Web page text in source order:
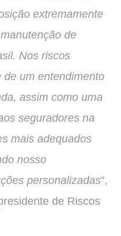
extremamente
de
Nos riscos
um entendimento
assim como uma
seguradores na
mais adequados
nosso
personalizadas”,
de Riscos